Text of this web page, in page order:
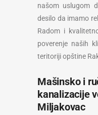
našom uslugom
desilo da imamo
Radom i
poverenje naših
teritoriji opštine
Mašinsko i
kanalizacije
Miljakovac